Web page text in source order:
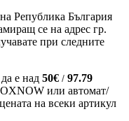
Република България
се на адрес гр.
при следните
е над 50€ / 97.79
или автомат/
на всеки артикул